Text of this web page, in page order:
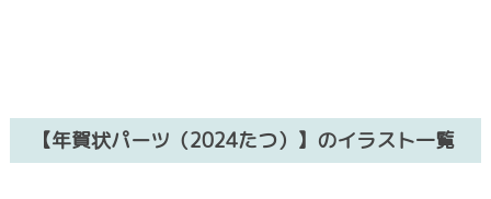
【年賀状パーツ（2024たつ）】のイラスト一覧